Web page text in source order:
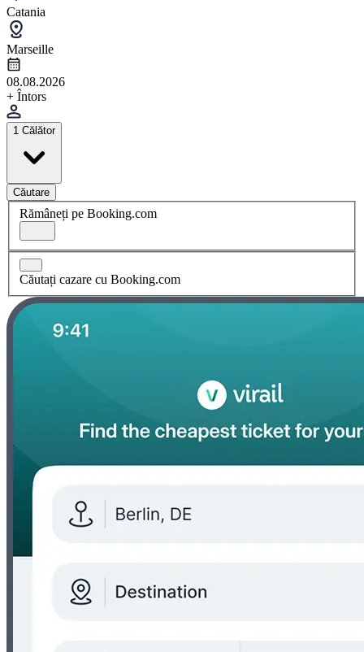
Catania
Marseille
08.08.2026
+ Întors
1 Călător
Căutare
Rămâneți pe Booking.com
Căutați cazare cu Booking.com